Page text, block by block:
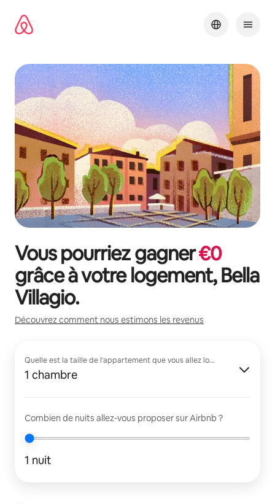
directement
Vous pourriez gagner€0
grâce à votre logement,Bella
Villagio.
Découvrez comment nous estimons les revenus
Quelle est la taille de l'appartement que vous allez louer ?
1 chambre
Combien de nuits allez-vous proposer sur Airbnb ?
1 nuit